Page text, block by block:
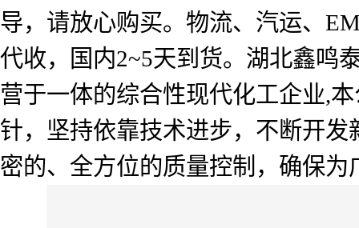
导，请放心购买。物流、汽运、
代收，国内2~5天到货。湖北鑫鸣
营于一体的综合性现代化工企业,
针，坚持依靠技术进步，不断开
密的、全方位的质量控制，确保